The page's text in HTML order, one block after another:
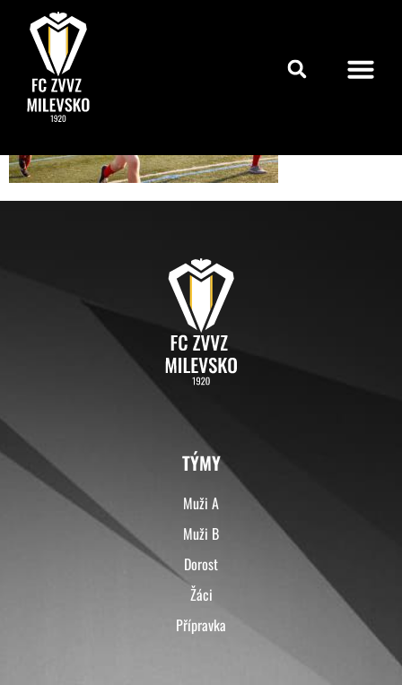
TÝMY
Muži A
Muži B
Dorost
Žáci
Přípravka